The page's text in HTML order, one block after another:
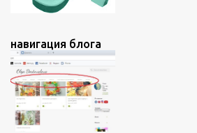
навигация блога